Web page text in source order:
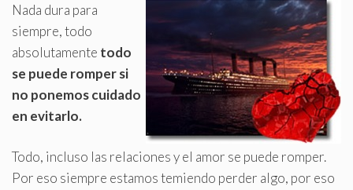
Nada dura para
siempre, todo
absolutamente todo
se puede romper si
no ponemos cuidado
en evitarlo.
Todo, incluso las relaciones y el amor se puede romper.
Por eso siempre estamos temiendo perder algo, por eso